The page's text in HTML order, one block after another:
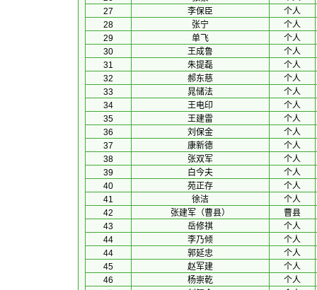
27
李保臣
个人
28
张宁
个人
29
单飞
个人
30
王成鲁
个人
31
朱提磊
个人
32
郝东慈
个人
33
晁储法
个人
34
王电印
个人
35
王建雷
个人
36
刘保金
个人
37
康新德
个人
38
张双军
个人
39
白今夫
个人
40
苑正存
个人
41
徐洁
个人
42
张建军（曹县）
曹县
43
岳修祺
个人
44
李乃倾
个人
44
郭延忠
个人
45
赵军建
个人
46
杨崇乾
个人